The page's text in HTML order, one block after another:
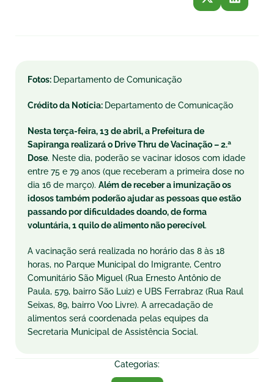
Fotos: Departamento de Comunicação
Crédito da Notícia: Departamento de Comunicação
Nesta terça-feira, 13 de abril, a Prefeitura de
Sapiranga realizará o Drive Thru de Vacinação – 2.ª
Dose. Neste dia, poderão se vacinar idosos com idade
entre 75 e 79 anos (que receberam a primeira dose no
dia 16 de março). Além de receber a imunização os
idosos também poderão ajudar as pessoas que estão
passando por dificuldades doando, de forma
voluntária, 1 quilo de alimento não perecível.
A vacinação será realizada no horário das 8 às 18
horas, no Parque Municipal do Imigrante, Centro
Comunitário São Miguel (Rua Ernesto Antônio de
Paula, 579, bairro São Luiz) e UBS Ferrabraz (Rua Raul
Seixas, 89, bairro Voo Livre). A arrecadação de
alimentos será coordenada pelas equipes da
Secretaria Municipal de Assistência Social.
Categorias: